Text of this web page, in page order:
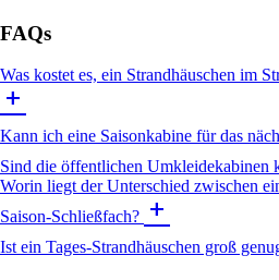
FAQs
Was kostet es, ein Strandhäuschen im
add
Kann ich eine Saisonkabine für das
Sind die öffentlichen Umkleidekabinen
Worin liegt der Unterschied zwischen
Saison-Schließfach? add
Ist ein Tages-Strandhäuschen groß